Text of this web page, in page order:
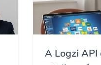
A Logzi